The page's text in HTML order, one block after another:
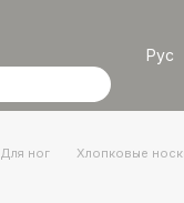
Рус
Для ног Хлопковые